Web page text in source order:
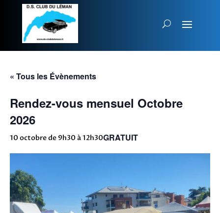
« Tous les Évènements
Rendez-vous mensuel Octobre
2026
10 octobre de 9h30 à12h30GRATUIT